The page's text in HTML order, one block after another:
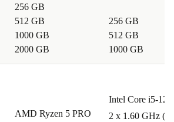
256 GB
512 GB
1000 GB
2000 GB
256 GB
512 GB
1000 GB
AMD Ryzen 5 PRO
Intel Core i5-
2 x 1.60 GHz (P-